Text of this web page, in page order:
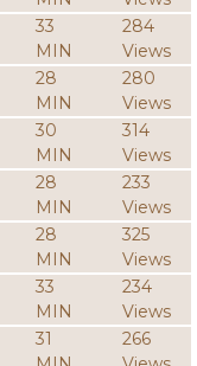
33
MIN
284
Views
28
MIN
280
Views
30
MIN
314
Views
28
MIN
233
Views
28
MIN
325
Views
33
MIN
234
Views
31
266